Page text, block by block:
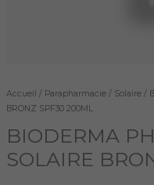
Accueil / Parapharmacie/ Solaire/
BRONZ SPF30 200ML
BIODERMA
SOLAIRE